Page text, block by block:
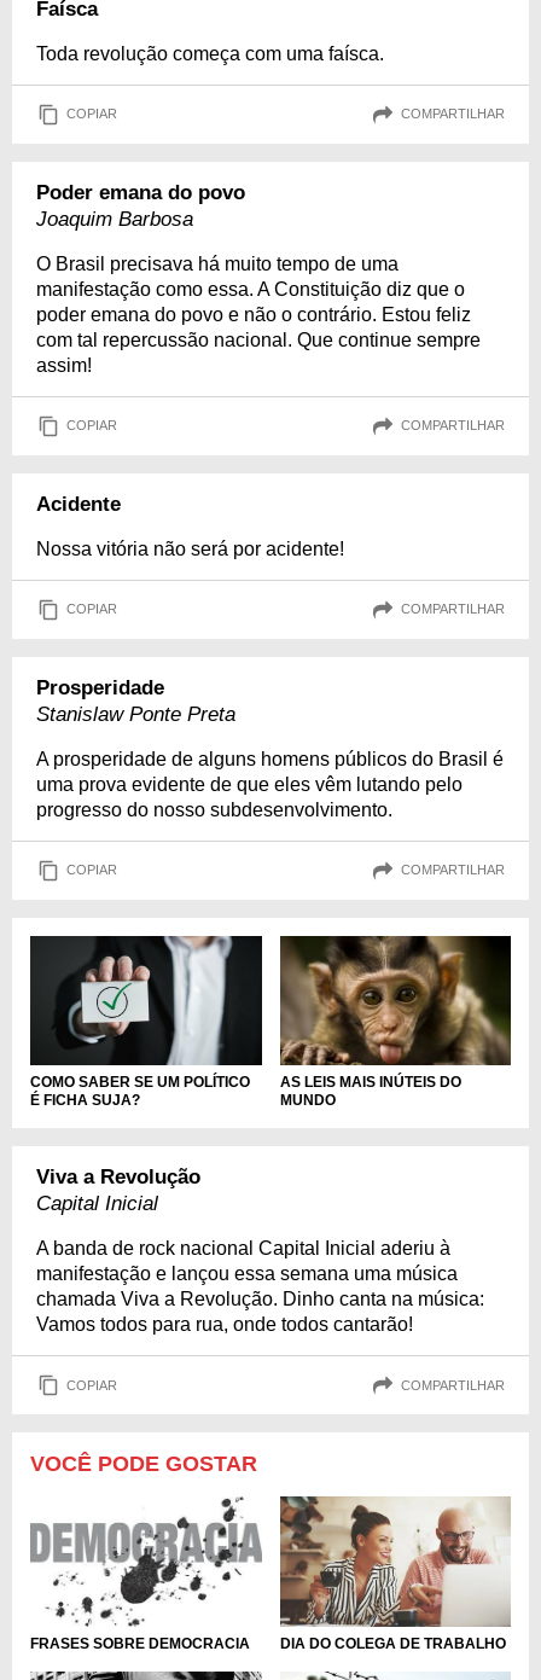
Faísca
Toda revolução começa com uma faísca.
COPIAR COMPARTILHAR
Poder emana do povo
Joaquim Barbosa
O Brasil precisava há muito tempo de uma
manifestação como essa. A Constituição diz que o
poder emana do povo e não o contrário. Estou feliz
com tal repercussão nacional. Que continue sempre
assim!
COPIAR COMPARTILHAR
Acidente
Nossa vitória não será por acidente!
COPIAR COMPARTILHAR
Prosperidade
Stanislaw Ponte Preta
A prosperidade de alguns homens públicos do Brasil é
uma prova evidente de que eles vêm lutando pelo
progresso do nosso subdesenvolvimento.
COPIAR COMPARTILHAR
COMO SABER SE UM POLÍTICO
É FICHA SUJA?
AS LEIS MAIS INÚTEIS DO
MUNDO
Viva a Revolução
Capital Inicial
A banda de rock nacional Capital Inicial aderiu à
manifestação e lançou essa semana uma música
chamada Viva a Revolução. Dinho canta na música:
Vamos todos para rua, onde todos cantarão!
COPIAR COMPARTILHAR
VOCÊ PODE GOSTAR
FRASES SOBRE DEMOCRACIA DIA DO COLEGA DE TRABALHO